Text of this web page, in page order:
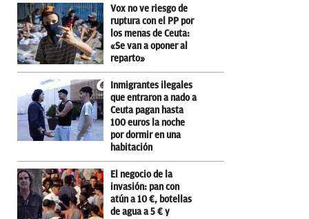
Vox no ve riesgo de
ruptura con el PP por
los menas de Ceuta:
«Se van a oponer al
reparto»
Inmigrantes ilegales
que entraron a nado a
Ceuta pagan hasta
100 euros la noche
por dormir en una
habitación
El negocio de la
invasión: pan con
atún a 10 €, botellas
de agua a 5 € y